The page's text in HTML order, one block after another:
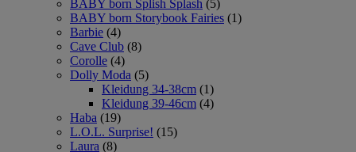
BABY born Splish Splash (5)
BABY born Storybook Fairies (1)
Barbie (4)
Cave Club (8)
Corolle (4)
Dolly Moda (5)
Kleidung 34-38cm (1)
Kleidung 39-46cm (4)
Haba (19)
L.O.L. Surprise! (15)
Laura (8)